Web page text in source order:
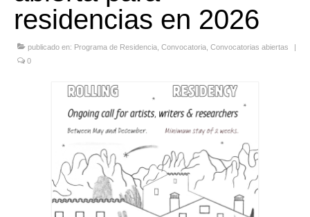
Quedate con nosotras
Archivo
residencias en 2026
publicado en: Programa de Residencia Convocatoria Convocatorias abiertas
|
0